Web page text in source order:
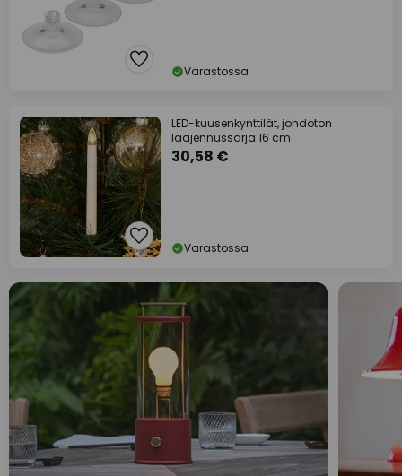
Varastossa
LED-kuusenkynttilät, johdoton
laajennussarja 16 cm
30,58 €
Varastossa